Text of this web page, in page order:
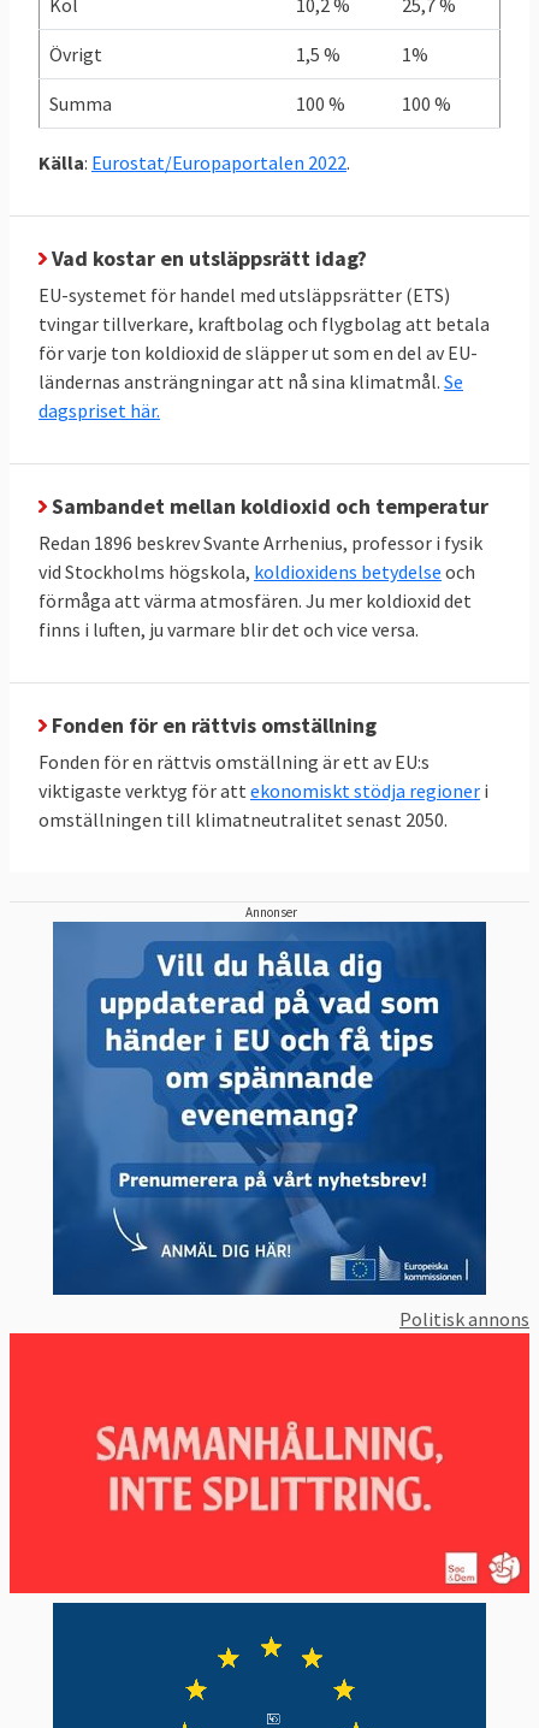
I graf 1 nedan framgår att Grekland som
enda land redan uppnått sitt klimatmål när
det gäller de skarpa ESR-målen. Sverige
ligger på trettonde plats i den ligan. I botten
återfinns Malta, Cypern och Bulgarien.
Kol 10,2 % 25,7 %
Övrigt 1,5 % 1%
Summa 100 % 100 %
Källa: Eurostat/Europaportalen 2022.
Vad kostar en utsläppsrätt idag?
EU-systemet för handel med utsläppsrätter (ETS)
tvingar tillverkare, kraftbolag och flygbolag att betala
för varje ton koldioxid de släpper ut som en del av EU-
ländernas ansträngningar att nå sina klimatmål. Se
dagspriset här.
Sambandet mellan koldioxid och temperatur
Redan 1896 beskrev Svante Arrhenius, professor i fysik
vid Stockholms högskola, koldioxidens betydelse och
förmåga att värma atmosfären. Ju mer koldioxid det
finns i luften, ju varmare blir det och vice versa.
Fonden för en rättvis omställning
Fonden för en rättvis omställning är ett av EU:s
viktigaste verktyg för att ekonomiskt stödja regioner i
omställningen till klimatneutralitet senast 2050.
Annonser
Politisk annons